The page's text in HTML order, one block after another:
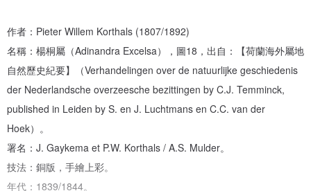
作者：Pieter Willem Korthals (1807/1892)
名稱：楊桐屬（Adinandra Excelsa），圖18，出自：【荷蘭海外屬地
自然歷史紀要】（Verhandelingen over de natuurlijke geschiedenis
der Nederlandsche overzeesche bezittingen by C.J. Temminck,
published in Leiden by S. en J. Luchtmans en C.C. van der
Hoek）。
署名：J. Gaykema et P.W. Korthals / A.S. Mulder。
技法：銅版，手繪上彩。
年代：1839/1844。